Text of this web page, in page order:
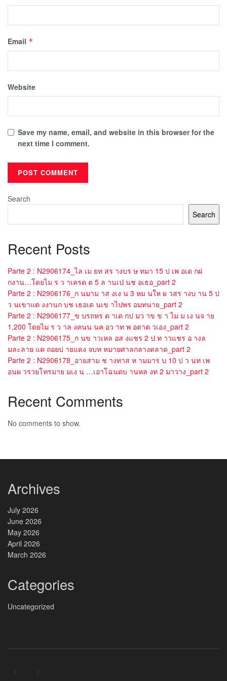
Email *
Website
Save my name, email, and website in this browser for the
next time I comment.
Search
Search
Recent Posts
Parte 2 : N2906174_ไล เม ยท สร างบร ษ ทมา 15 ป เพ อเด กฝ
กงาน…โดยไม ร ว าเครด ต 5 ล านเป นช อเธอ_part 2
Parte 2 : N2906176_ก นมาม าส งเง น 3 หม นให ผ วสร างบ าน 5 ป
ว นเขาแต งงานก บช เธอเด นเข าไปพร อมทนาย_part 2
Parte 2 : N2906177_ข บรถหร ด าเด กป มว าข ข า ไม ม เง นจ าย
1,200 โดยไม ร ว าล งคนน นค อว าท พ อตาต วเอง_part 2
Parte 2 : N2906175_ก นข าวเหล อส งแชร 2 ป ท าวแชร อ างล
มละลาย แต ถอยป ายแดง จบท หมายศาลกลางตลาด_part 2
Parte 2 : N2906178_อายสาม ช างทาส ห ามมาร บ 10 ป ว นท เพ
อนผ วรวยโทรมาย มเง น …เอาโฉนดบ านหล งท 2 มาวาง_part 2
Recent Comments
No comments to show.
Archives
July 2026
June 2026
May 2026
April 2026
March 2026
Categories
Uncategorized